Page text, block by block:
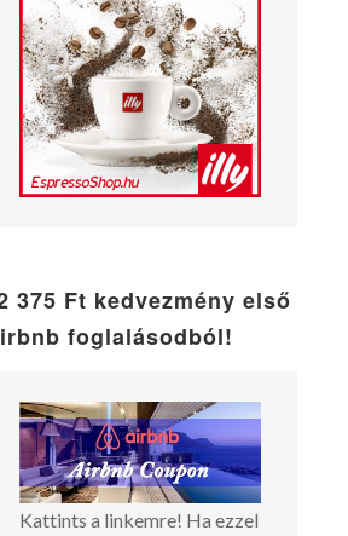
375 Ft kedvezmény első
foglalásodból!
Kattints a linkemre! Ha ezzel